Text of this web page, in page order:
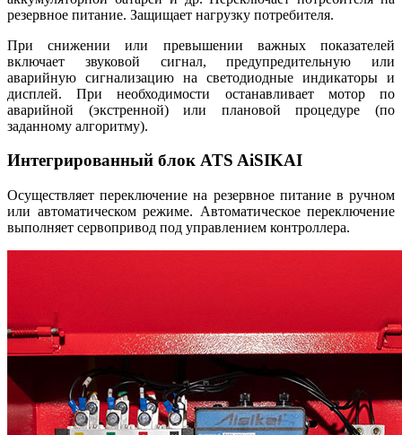
резервное питание. Защищает нагрузку потребителя.
При снижении или превышении важных показателей
включает звуковой сигнал, предупредительную или
аварийную сигнализацию на светодиодные индикаторы и
дисплей. При необходимости останавливает мотор по
аварийной (экстренной) или плановой процедуре (по
заданному алгоритму).
Интегрированный блок ATS AiSIKAI
Осуществляет переключение на резервное питание в ручном
или автоматическом режиме. Автоматическое переключение
выполняет сервопривод под управлением контроллера.